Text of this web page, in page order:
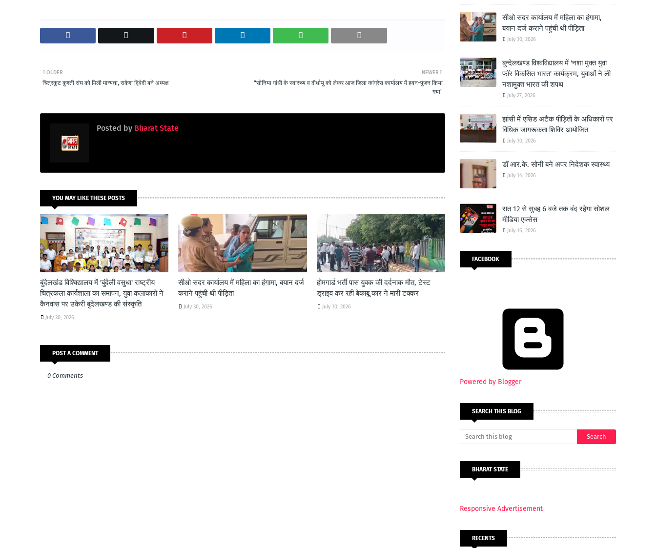
NEWER
"सोनिया गांधी के स्वास्थ्य व दीर्धायु को लेकर आज जिला कांग्रेस कार्यालय में हवन-पूजन किया
गया"
OLDER
चित्रकूट कुश्ती संघ को मिली मान्यता, राकेश द्विवेदी बने अध्यक्ष
Posted by Bharat State
YOU MAY LIKE THESE POSTS
बुंदेलखंड विश्विद्यालय में 'बुंदेली वसुधा' राष्ट्रीय
चित्रकला कार्यशाला का समापन, युवा कलाकारों ने
कैनवास पर उकेरी बुंदेलखण्ड की संस्कृति
July 30, 2026
सीओ सदर कार्यालय में महिला का हंगामा, बयान दर्ज
कराने पहुंची थी पीड़िता
July 30, 2026
होमगार्ड भर्ती पास युवक की दर्दनाक मौत, टेस्ट
ड्राइव कर रही बेकाबू कार ने मारी टक्कर
July 30, 2026
POST A COMMENT
0 Comments
सीओ सदर कार्यालय में महिला का हंगामा,
बयान दर्ज कराने पहुंची थी पीड़िता
July 30, 2026
बुन्देलखण्ड विश्वविद्यालय में 'नशा मुक्त युवा
फॉर विकसित भारत' कार्यक्रम, युवाओं ने ली
नशामुक्त भारत की शपथ
July 27, 2026
झांसी में एसिड अटैक पीड़ितों के अधिकारों पर
विधिक जागरूकता शिविर आयोजित
July 30, 2026
डॉ आर.के. सोनी बने अपर निदेशक स्वास्थ्य
July 14, 2026
रात 12 से सुबह 6 बजे तक बंद रहेगा सोशल
मीडिया एक्सेस
July 16, 2026
FACEBOOK
Powered by Blogger
SEARCH THIS BLOG
BHARAT STATE
Responsive Advertisement
RECENTS